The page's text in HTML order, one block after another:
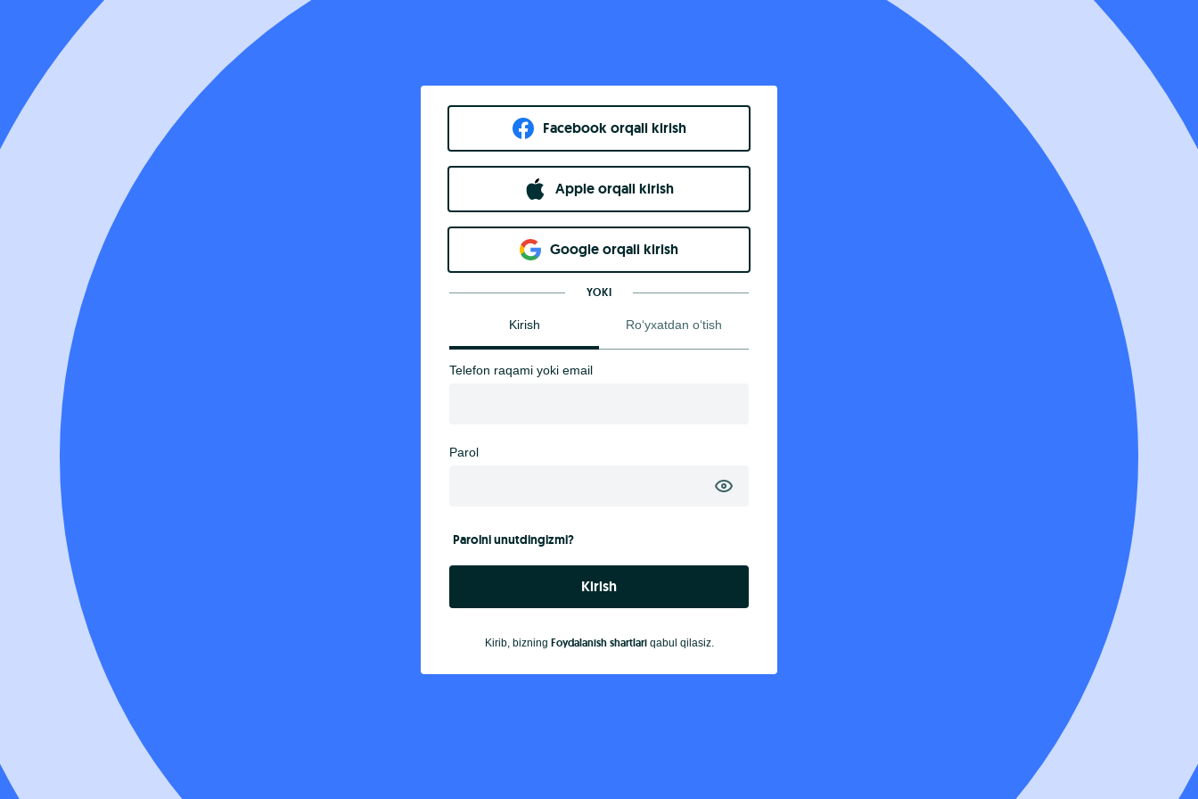
Facebook orqali kirish​
Apple orqali kirish
Goo​g​le orqali kirish
YOKI
Kirish Ro‘yxatdan o‘tish
Telefon raqami yoki email
Parol
Parolni unutdingizmi?
Kirish
Kirib, bizning Foydalanish shartlariqabul qilasiz.